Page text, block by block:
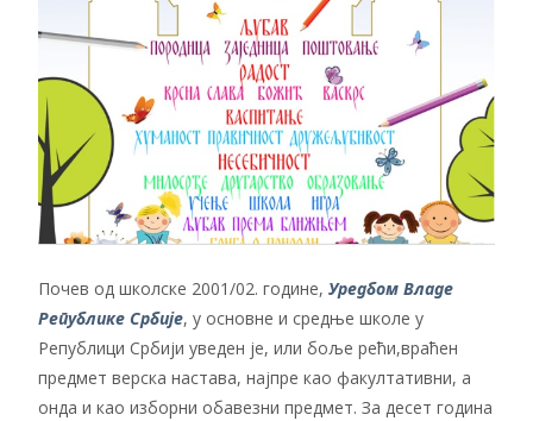
Почев од школске 2001/02. године, Уредбом Владе
Републике Србије, у основне и средње школе у
Републици Србији уведен је, или боље рећи,враћен
предмет верска настава, најпре као факултативни, а
онда и као изборни обавезни предмет. За десет година